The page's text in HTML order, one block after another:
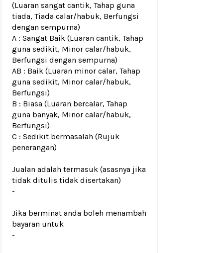
(Luaran sangat cantik, Tahap guna
tiada, Tiada calar/habuk, Berfungsi
dengan sempurna)
A : Sangat Baik (Luaran cantik, Tahap
guna sedikit, Minor calar/habuk,
Berfungsi dengan sempurna)
AB : Baik (Luaran minor calar, Tahap
guna sedikit, Minor calar/habuk,
Berfungsi)
B : Biasa (Luaran bercalar, Tahap
guna banyak, Minor calar/habuk,
Berfungsi)
C : Sedikit bermasalah (Rujuk
penerangan)
Jualan adalah termasuk (asasnya jika
tidak ditulis tidak disertakan)
-
Jika berminat anda boleh menambah
bayaran untuk
-